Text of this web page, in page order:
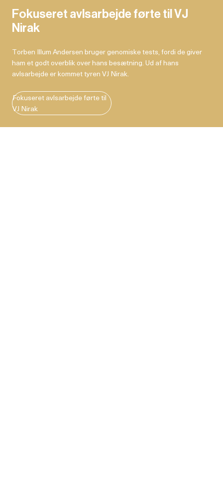
Fokuseret avlsarbejde førte til VJ
Nirak
Torben Illum Andersen bruger genomiske tests, fordi de giver
ham et godt overblik over hans besætning. Ud af hans
avlsarbejde er kommet tyren VJ Nirak.
Fokuseret avlsarbejde førte til
VJ Nirak